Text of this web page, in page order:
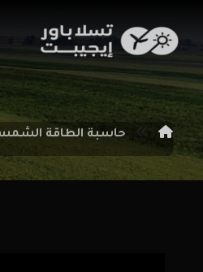
حاسبة الطاقة الشمسية أوف